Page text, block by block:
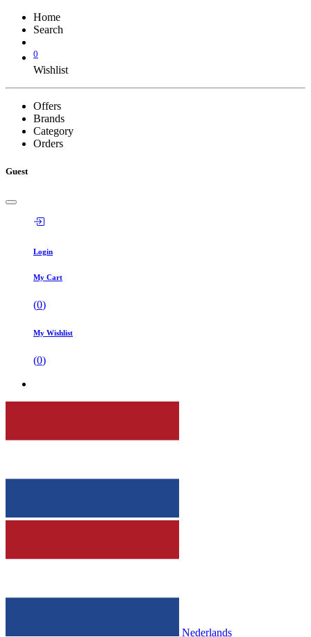
Home
Search
0
Wishlist
Offers
Brands
Category
Orders
Guest
Login
My Cart
(0)
My Wishlist
(0)
Nederlands